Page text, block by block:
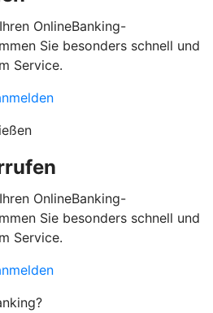
OnlineBanking-
Sie besonders schnell und
Service.
OnlineBanking-
Sie besonders schnell und
Service.